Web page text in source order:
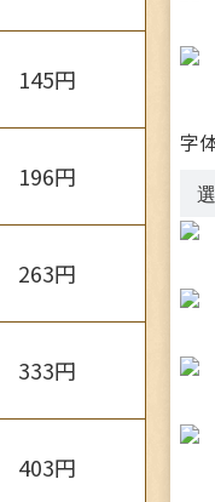
145円
196円
263円
333円
403円
字